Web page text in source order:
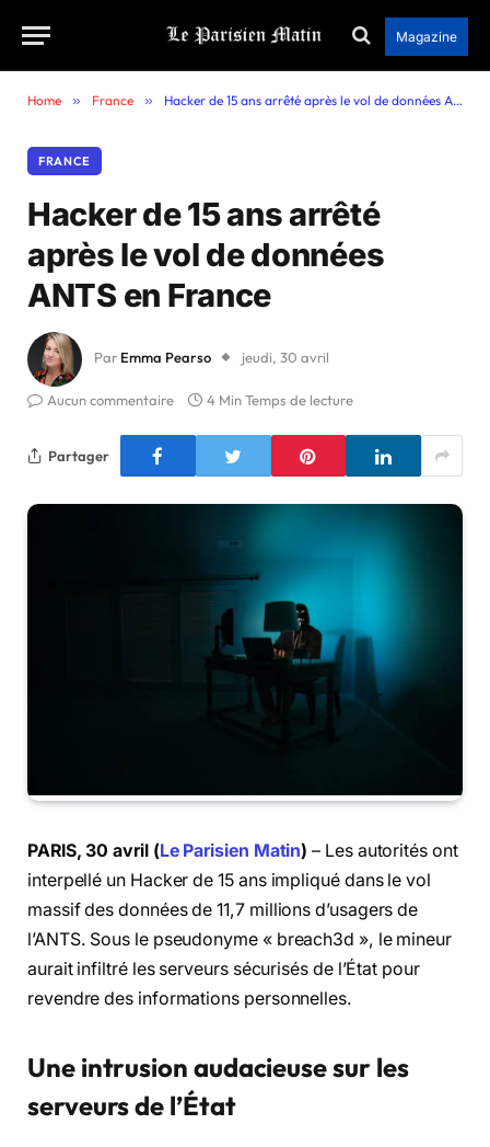
Magazine
Home » France » Hacker de 15 ans arrêté après le vol de données ANTS en France
FRANCE
Hacker de 15 ans arrêté
après le vol de données
ANTS en France
Par Emma Pearso jeudi, 30 avril
Aucun commentaire 4 Min Temps de lecture
Partager
PARIS, 30 avril (Le Parisien Matin) – Les autorités ont
interpellé un Hacker de 15 ans impliqué dans le vol
massif des données de 11,7 millions d’usagers de
l’ANTS. Sous le pseudonyme « breach3d », le mineur
aurait infiltré les serveurs sécurisés de l’État pour
revendre des informations personnelles.
Une intrusion audacieuse sur les
serveurs de l’État